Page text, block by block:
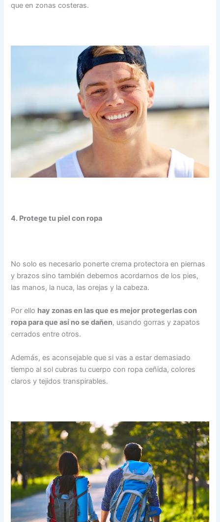
que en zonas costeras.
4. Protege tu piel con ropa
No solo es necesario ponerte crema protectora en piernas
y brazos sino también debemos acordarnos de los pies,
las manos, la nuca, las orejas y la cabeza.
Por ello hay zonas en las que es mejor protegerlas con
ropa para que así no se dañen, usando gorras y zapatos
cerrados entre otros.
Además, es aconsejable que si vas a estar demasiado
tiempo al sol cubras tu cuerpo con ropa ceñida, colores
claros y tejidos transpirables.